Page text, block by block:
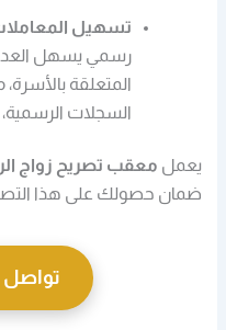
تسهيل
رسمي يسهل
المتعلقة
السجلات الرسمية،
يعمل معقب تصريح زواج
ضمان حصولك على هذا
تواصل